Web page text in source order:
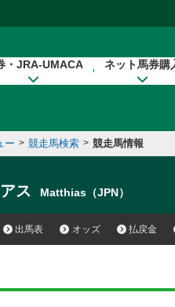
・JRA-UMACA ネット馬券購
ー > 競走馬検索 > 競走馬情報
ス Matthias（JPN）
出馬表 オッズ 払戻金